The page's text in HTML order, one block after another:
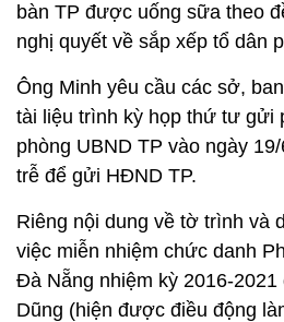
bàn TP được uống sữa theo
nghị quyết về sắp xếp tổ dân
Ông Minh yêu cầu các sở,
tài liệu trình kỳ họp thứ tư gửi
phòng UBND TP vào ngày
trễ để gửi HĐND TP.
Riêng nội dung về tờ trình và
việc miễn nhiệm chức danh
Đà Nẵng nhiệm kỳ 2016-
Dũng (hiện được điều động